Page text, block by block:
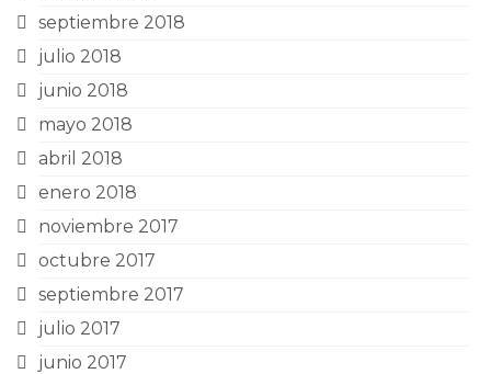
septiembre 2018
julio 2018
junio 2018
mayo 2018
abril 2018
enero 2018
noviembre 2017
octubre 2017
septiembre 2017
julio 2017
junio 2017